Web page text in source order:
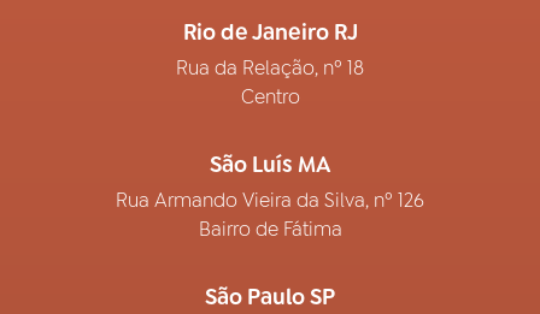
Rio de Janeiro RJ
Rua da Relação, nº 18
Centro
São Luís MA
Rua Armando Vieira da Silva, nº 126
Bairro de Fátima
São Paulo SP